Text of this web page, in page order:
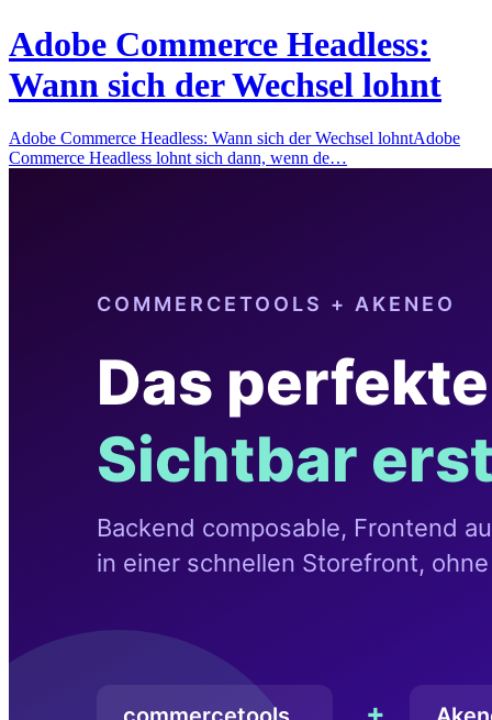
Adobe Commerce Headless:
Wann sich der Wechsel lohnt
Adobe Commerce Headless: Wann sich der Wechsel lohntAdobe
Commerce Headless lohnt sich dann, wenn de…